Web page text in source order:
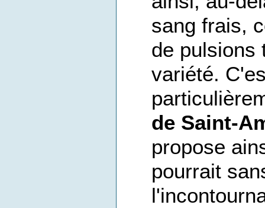
sang frais,
de pulsions
variété.
de Saint-
propose
pourrait